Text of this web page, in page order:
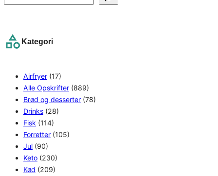
e
c
Kategori
Airfryer (17)
Alle Opskrifter (889)
Brød og desserter (78)
Drinks (28)
Fisk (114)
Forretter (105)
Jul (90)
Keto (230)
Kød (209)